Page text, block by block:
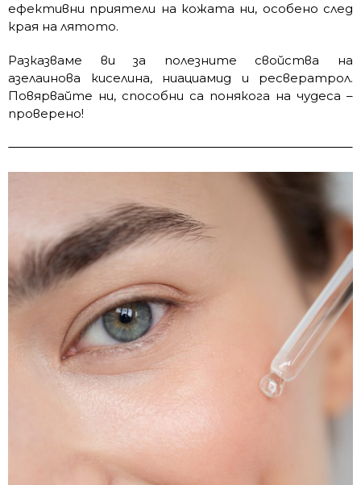
ефективни приятели на кожата ни, особено след
края на лятото.
Разказваме ви за полезните свойства на
азелаинова киселина, ниациамид и ресвератрол.
Повярвайте ни, способни са понякога на чудеса –
проверено!